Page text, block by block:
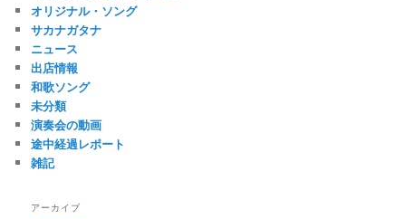
オリジナル・ソング
サカナガタナ
ニュース
出店情報
和歌ソング
未分類
演奏会の動画
途中経過レポート
雑記
アーカイブ